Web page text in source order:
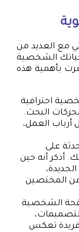
مع العديد من
حياتك الشخصية
بأهمية هذه
احترافية
البحث.
أرباب العمل،
على
أنه حين
من المختصين
الشخصية
فريدة تعكس